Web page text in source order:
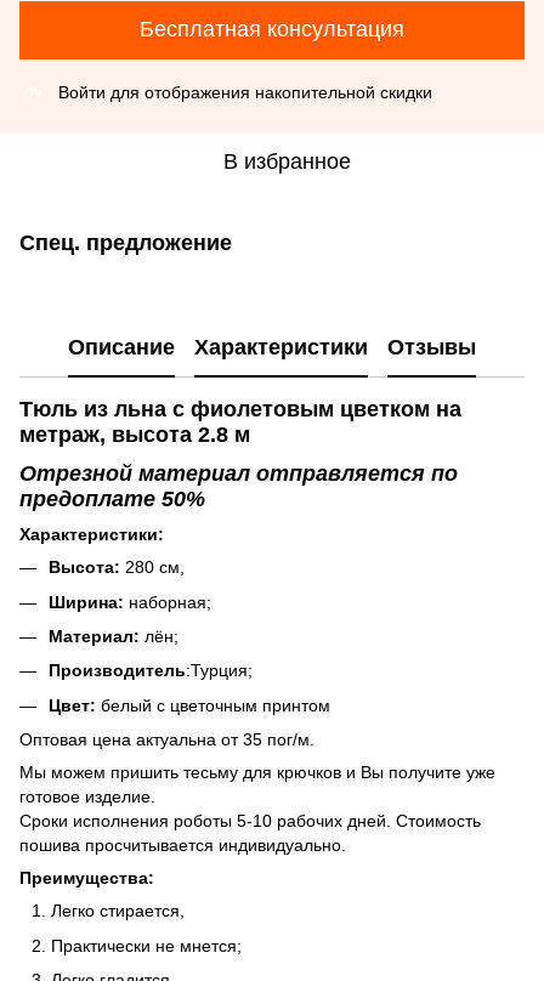
Бесплатная консультация
Войти для отображения накопительной скидки
В избранное
Спец. предложение
Описание Характеристики Отзывы
Тюль из льна с фиолетовым цветком на
метраж, высота 2.8 м
Отрезной материал отправляется по
предоплате 50%
Характеристики:
Высота: 280 см,
Ширина: наборная;
Материал: лён;
Производитель:Турция;
Цвет: белый с цветочным принтом
Оптовая цена актуальна от 35 пог/м.
Мы можем пришить тесьму для крючков и Вы получите уже
готовое изделие.
Сроки исполнения роботы 5-10 рабочих дней. Стоимость
пошива просчитывается индивидуально.
Преимущества:
Легко стирается,
Практически не мнется;